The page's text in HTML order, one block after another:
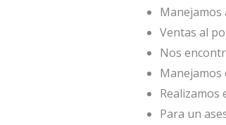
Manejamos
Ventas al
Nos
Manejamos
Realizamos
Para un